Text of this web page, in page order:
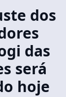
dos
das
será
hoje